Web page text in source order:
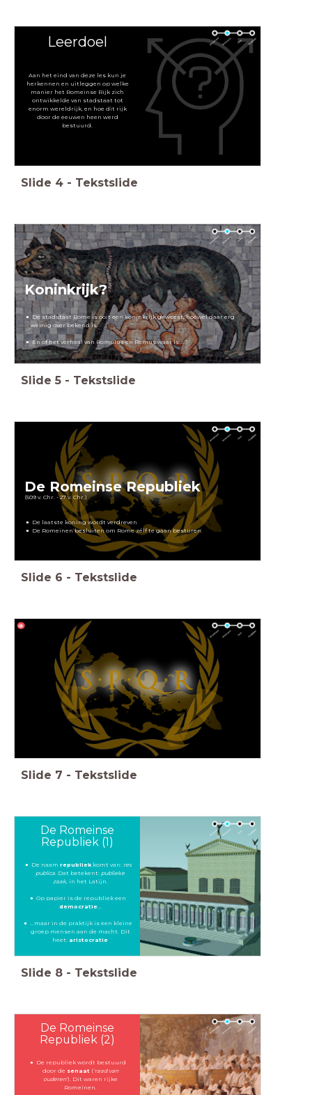
Leerdoel
Aan het eind van deze les kun je
herkennen en uitleggen op welke
manier het Romeinse Rijk zich
ontwikkelde van stadstaat tot
enorm wereldrijk, en hoe dit rijk
door de eeuwen heen werd
bestuurd.
Slide 4 - Tekstslide
Koninkrijk?
De stadstaat Rome is ooit een koninkrijk geweest,hoewel daar erg
weinig over bekend is.
En of het verhaal van Romulus en Remus waar is....?
Slide 5 - Tekstslide
De Romeinse Republiek
(509 v. Chr. - 27 v. Chr.)
De laatste koning wordt verdreven
De Romeinen besluiten om Rome zélf te gaan besturen.
Slide 6 - Tekstslide
Slide 7 - Tekstslide
De Romeinse
Republiek (1)
De naam republiekkomt van: res
publica. Dat betekent:publieke
zaak, in het Latijn.
Op papier is de republiek een
democratie...
...maar in de praktijk is een kleine
groep mensen aan de macht. Dit
heet: aristocratie
Slide 8 - Tekstslide
De Romeinse
Republiek (2)
De republiek wordt bestuurd
door de senaat('raad van
ouderen'). Dit waren rijke
Romeinen.